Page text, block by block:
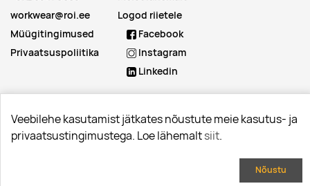
workwear@roi.ee
Logod riietele
Müügitingimused
Privaatsuspoliitika
Facebook
Instagram
Linkedin
Veebilehe kasutamist jätkates nõustute meie kasutus- ja
privaatsustingimustega. Loe lähemaltsiit.
Nõustu